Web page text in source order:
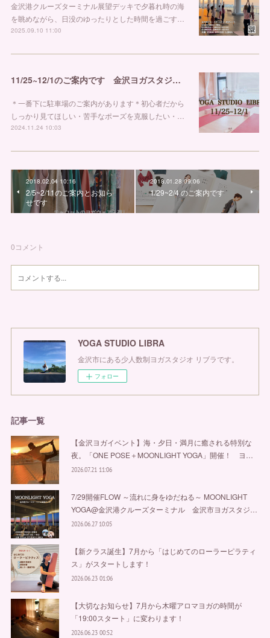
金沢港クルーズターミナル展望デッキで夕暮れ時の海
を眺めながら、日没のゆったりとした時間を過ごす…
2025.09.10 11:00
11/25~12/1のご案内です 金沢ヨガスタジオ リブラ
＊一番下に駐車場のご案内があります＊初心者だから
しっかり見てほしい・苦手なポーズを克服したい・…
2024.11.24 10:03
2018.02.04 10:16
2/5~2/11のご案内とお知ら
せです
2018.01.28 09:06
1/29~2/4 のご案内です
0コメント
YOGA STUDIO LIBRA
金沢市にある少人数制ヨガスタジオ リブラです。
フォロー
記事一覧
【金沢ヨガイベント】海・夕日・満月に癒される特別な
夜。「ONE POSE＋MOONLIGHT YOGA」開催！ ヨ…
2026.07.21 11:06
7/29開催FLOW ～流れに身をゆだねる～ MOONLIGHT
YOGA@金沢港クルーズターミナル 金沢市ヨガスタジ…
2026.06.27 10:05
【新クラス誕生】7月から「はじめてのローラーピラティ
ス」がスタートします！
2026.06.23 01:06
【大切なお知らせ】7月から木曜アロマヨガの時間が
「19:00スタート」に変わります！
2026.06.23 00:52